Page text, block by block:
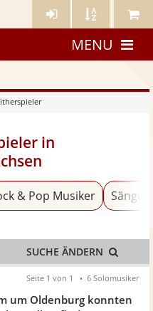
Künstler- Künstler Meine
MENU
in
um Oldenburg konnten
«Zitherspieler»
& Pop Musiker
SUCHE ÄNDERN
Seite 1 von 1 6 Solomusiker